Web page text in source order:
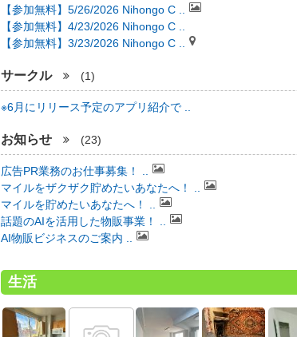
【参加無料】5/26/2026 Nihongo C ..
【参加無料】4/23/2026 Nihongo C ..
【参加無料】3/23/2026 Nihongo C ..
サークル (1)
※6月にリリース予定のアプリ紹介で ..
お知らせ (23)
広告PR業務のお仕事募集！ ..
マイルをザクザク貯めたいあなたへ！ ..
マイルを貯めたいあなたへ！ ..
話題のAIを活用した物販事業！ ..
AI物販ビジネスのご案内 ..
生活